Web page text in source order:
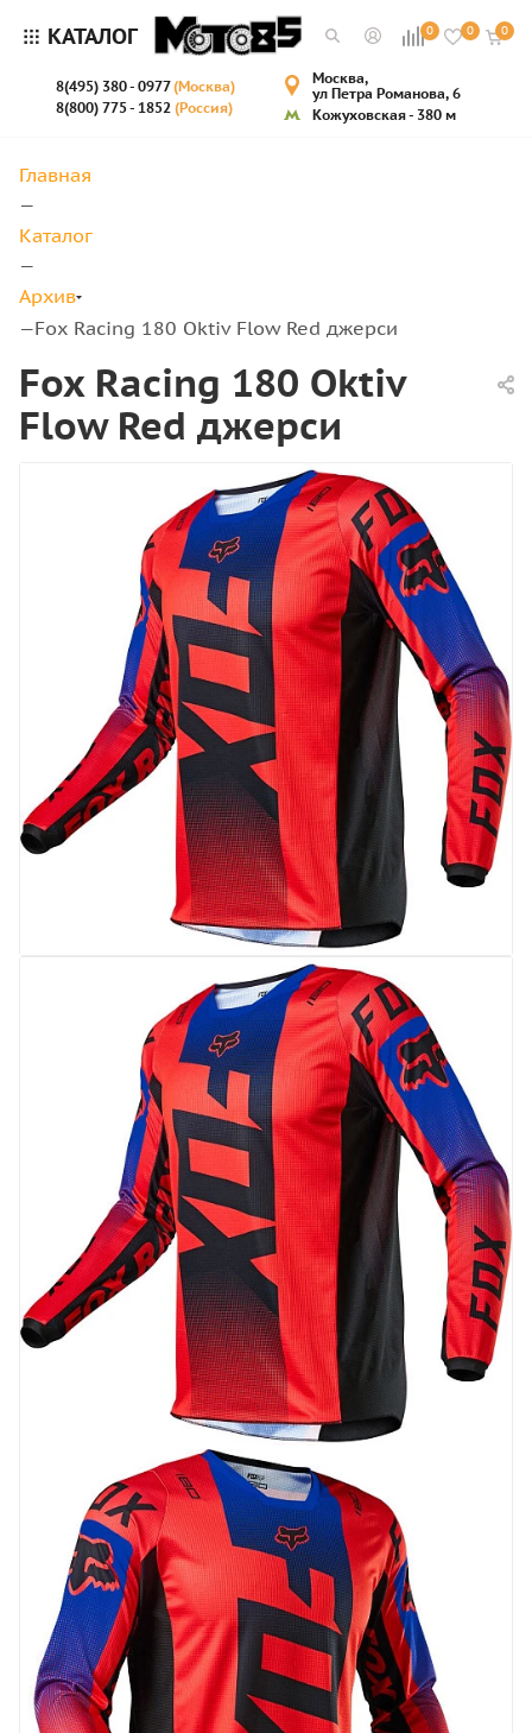
КАТАЛОГ 0 0 0
8(495) 380 - 0977(Москва)
8(800) 775 - 1852 (Россия)
Москва,
ул Петра Романова, 6
Кожуховская - 380 м
Главная
—
Каталог
—
Архив
—Fox Racing 180 Oktiv Flow Red джерси
Fox Racing 180 Oktiv
Flow Red джерси